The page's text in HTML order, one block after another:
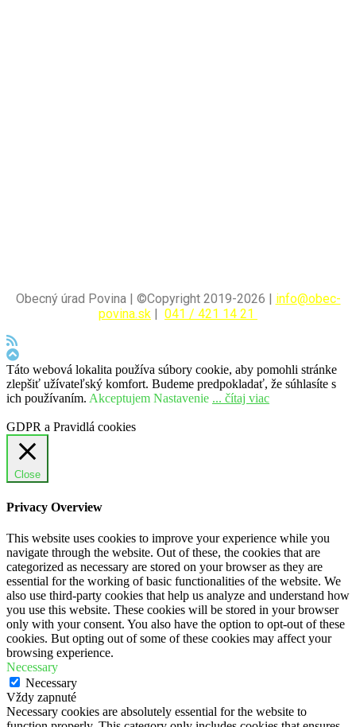
Obecný úrad Povina | ©Copyright 2019-2026 | info@obec-
povina.sk
041 / 421 14 21
Táto webová lokalita používa súbory cookie, aby pomohli stránke
zlepšiť užívateľský komfort. Budeme predpokladať, že súhlasíte s
ich používaním. Akceptujem Nastavenie ... čítaj viac
GDPR a Pravidlá cookies
Close
Privacy Overview
This website uses cookies to improve your experience while you
navigate through the website. Out of these, the cookies that are
categorized as necessary are stored on your browser as they are
essential for the working of basic functionalities of the website. We
also use third-party cookies that help us analyze and understand how
you use this website. These cookies will be stored in your browser
only with your consent. You also have the option to opt-out of these
cookies. But opting out of some of these cookies may affect your
browsing experience.
Necessary
Necessary
Vždy zapnuté
Necessary cookies are absolutely essential for the website to